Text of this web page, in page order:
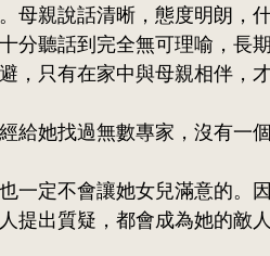
母親說話清晰，態度明朗，
分聽話到完全無可理喻，長
，只有在家中與母親相伴，才
給她找過無數專家，沒有一
一定不會讓她女兒滿意的。
提出質疑，都會成為她的敵人